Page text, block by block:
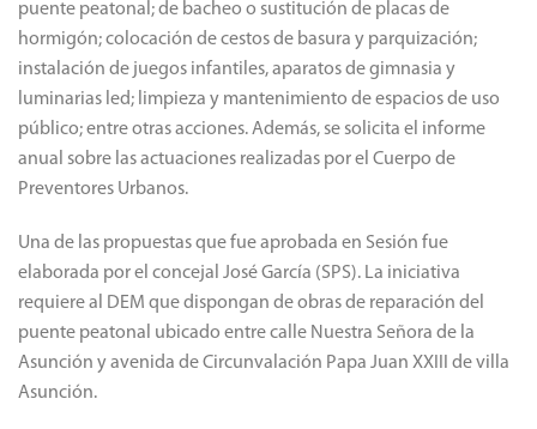
puente peatonal;de bacheo o sustitución de placas de
hormigón;colocación de cestos de basura y parquización;
instalación de juegos infantiles, aparatos de gimnasia y
luminarias led; limpieza y mantenimiento de espacios de uso
público;entre otras acciones.Además, se solicita el informe
anual sobre las actuaciones realizadas por el Cuerpo de
Preventores Urbanos.
Una de las propuestas que fue aprobada en Sesión fue
elaborada por el concejal José García (SPS). La iniciativa
requiere al DEM que dispongan de obras de reparación del
puente peatonal ubicado entre calle Nuestra Señora de la
Asunción y avenida de Circunvalación Papa Juan XXIII de villa
Asunción.